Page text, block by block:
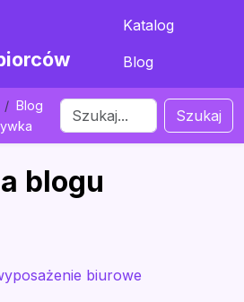
Katalog
Blog
Blog
Szukaj
blogu
biurowe